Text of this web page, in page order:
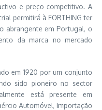
e preço competitivo. A
permitirá à FORTHING ter
abrangente em Portugal, o
da marca no mercado
em 1920 por um conjunto
sido pioneiro no sector
está presente em
Automóvel, Importação